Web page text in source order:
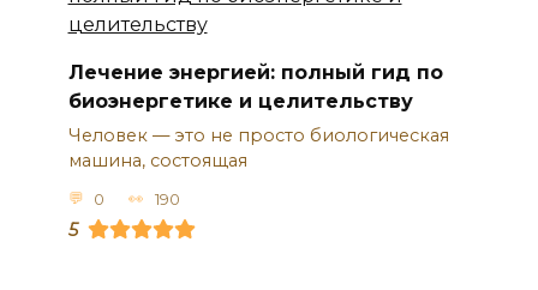
Лечение энергией: полный гид по
биоэнергетике и целительству
Человек — это не просто биологическая
машина, состоящая
0 190
5